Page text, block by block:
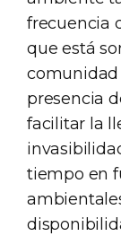
frecuencia
que está
comunidad
presencia
facilitar la
tiempo en